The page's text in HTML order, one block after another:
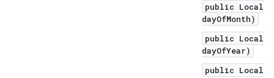
public
dayOfMonth)
public
dayOfYear)
public